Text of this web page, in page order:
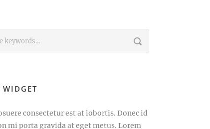
WIDGET
consectetur est at lobortis. Donec id
mi porta gravida at eget metus. Lorem